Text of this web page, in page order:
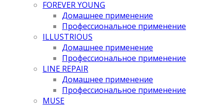
FOREVER YOUNG
Домашнее применение
Профессиональное применение
ILLUSTRIOUS
Домашнее применение
Профессиональное применение
LINE REPAIR
Домашнее применение
Профессиональное применение
MUSE